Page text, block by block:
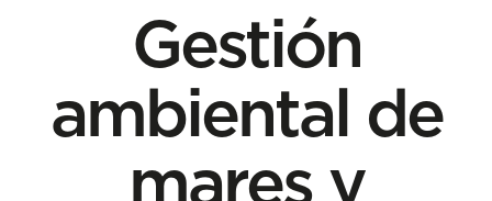
Gestión
ambiental de
mares y